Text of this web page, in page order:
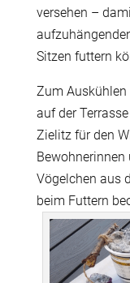
versehen –
Sitzen futtern
Zum
auf der
Zielitz für den
Vögelchen aus
beim Futtern